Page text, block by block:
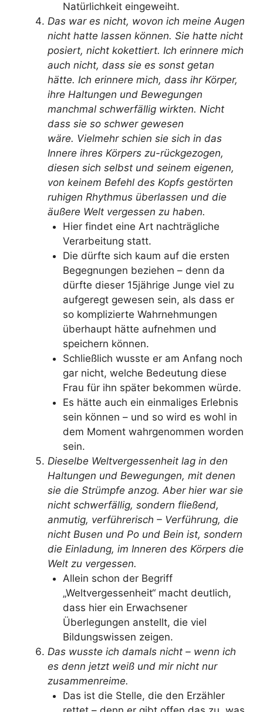
Natürlichkeit eingeweiht.
Das war es nicht, wovon ich meine Augen
nicht hatte lassen können. Sie hatte nicht
posiert, nicht kokettiert. Ich erinnere mich
auch nicht, dass sie es sonst getan
hätte. Ich erinnere mich, dass ihr Körper,
ihre Haltungen und Bewegungen
manchmal schwerfällig wirkten. Nicht
dass sie so schwer gewesen
wäre. Vielmehr schien sie sich in das
Innere ihres Körpers zu-rückgezogen,
diesen sich selbst und seinem eigenen,
von keinem Befehl des Kopfs gestörten
ruhigen Rhythmus überlassen und die
äußere Welt vergessen zu haben.
Hier findet eine Art nachträgliche
Verarbeitung statt.
Die dürfte sich kaum auf die ersten
Begegnungen beziehen – denn da
dürfte dieser 15jährige Junge viel zu
aufgeregt gewesen sein, als dass er
so komplizierte Wahrnehmungen
überhaupt hätte aufnehmen und
speichern können.
Schließlich wusste er am Anfang noch
gar nicht, welche Bedeutung diese
Frau für ihn später bekommen würde.
Es hätte auch ein einmaliges Erlebnis
sein können – und so wird es wohl in
dem Moment wahrgenommen worden
sein.
Dieselbe Weltvergessenheit lag in den
Haltungen und Bewegungen, mit denen
sie die Strümpfe anzog. Aber hier war sie
nicht schwerfällig, sondern fließend,
anmutig, verführerisch – Verführung, die
nicht Busen und Po und Bein ist, sondern
die Einladung, im Inneren des Körpers die
Welt zu vergessen.
Allein schon der Begriff
„Weltvergessenheit“ macht deutlich,
dass hier ein Erwachsener
Überlegungen anstellt, die viel
Bildungswissen zeigen.
Das wusste ich damals nicht – wenn ich
es denn jetzt weiß und mir nicht nur
zusammenreime.
Das ist die Stelle, die den Erzähler